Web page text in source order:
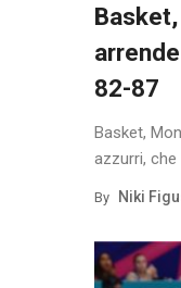
82-87
Basket,
azzurri, che
By Niki